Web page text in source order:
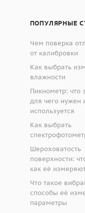
ПОПУЛЯРНЫЕ
Чем поверка
от калибровки
Как выбрать
влажности
Пикнометр: что
для чего нужен
используется
Как выбрать
Шероховатость
поверхности:
как её
Что такое
способы её
параметры